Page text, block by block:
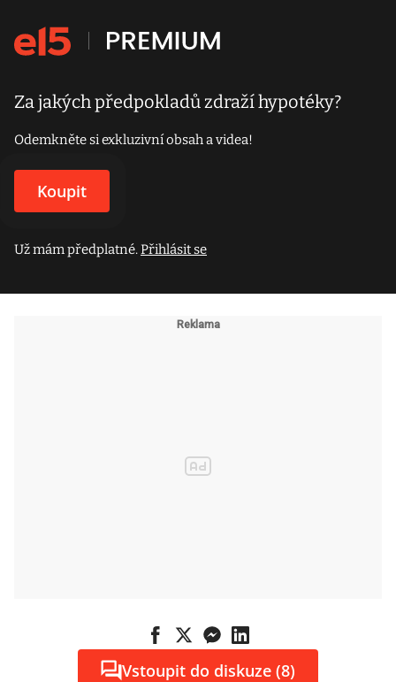
Za jakých předpokladů zdraží hypotéky?
Odemkněte si exkluzivní obsah a videa!
Koupit
Už mám předplatné.Přihlásit se
Vstoupit do diskuze (8)